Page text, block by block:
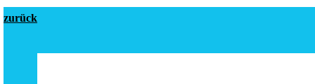
zurück